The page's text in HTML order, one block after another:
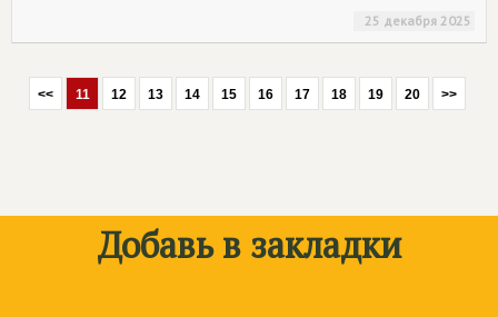
25 декабря 2025
<< 11 12 13 14 15 16 17 18 19 20 >>
Добавь в закладки